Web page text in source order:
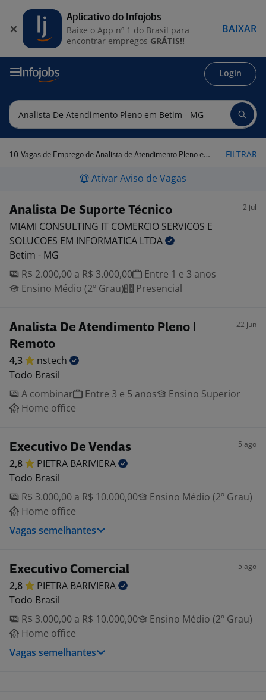
Login
10 Vagas de Emprego de Analista de Atendimento Pleno em Betim - MG FILTRAR
Ativar Aviso de Vagas
Analista De Suporte Técnico 2 jul
MIAMI CONSULTING IT COMERCIO SERVICOS E
SOLUCOES EM INFORMATICA LTDA
Betim - MG
R$ 2.000,00 a R$ 3.000,00
Entre 1 e 3 anos
Ensino Médio (2º Grau)
Presencial
Analista De Atendimento Pleno |
Remoto
22 jun
4,3
nstech
Todo Brasil
A combinar
Entre 3 e 5 anos
Ensino Superior
Home office
Executivo De Vendas 5 ago
2,8 PIETRA BARIVIERA
Todo Brasil
R$ 3.000,00 a R$ 10.000,00
Ensino Médio (2º Grau)
Home office
Vagas semelhantes
Executivo Comercial 5 ago
2,8 PIETRA BARIVIERA
Todo Brasil
R$ 3.000,00 a R$ 10.000,00
Ensino Médio (2º Grau)
Home office
Vagas semelhantes
Aplicativo do Infojobs
Baixe o App nº 1 do Brasil para
encontrar empregos GRÁTIS!!
BAIXAR